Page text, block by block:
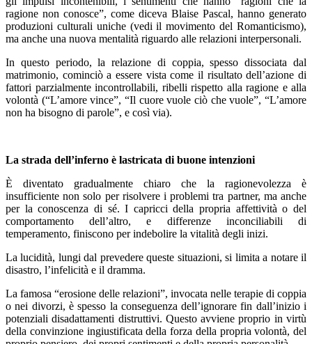
ragione non conosce”, come diceva Blaise Pascal, hanno generato
produzioni culturali uniche (vedi il movimento del Romanticismo),
ma anche una nuova mentalità riguardo alle relazioni interpersonali.
In questo periodo, la relazione di coppia, spesso dissociata dal
matrimonio, cominciò a essere vista come il risultato dell’azione di
fattori parzialmente incontrollabili, ribelli rispetto alla ragione e alla
volontà (“L’amore vince”, “Il cuore vuole ciò che vuole”, “L’amore
non ha bisogno di parole”, e così via).
La strada dell’inferno è lastricata di buone intenzioni
È diventato gradualmente chiaro che la ragionevolezza è
insufficiente non solo per risolvere i problemi tra partner, ma anche
per la conoscenza di sé. I capricci della propria affettività o del
comportamento dell’altro, e differenze inconciliabili di
temperamento, finiscono per indebolire la vitalità degli inizi.
La lucidità, lungi dal prevedere queste situazioni, si limita a notare il
disastro, l’infelicità e il dramma.
La famosa “erosione delle relazioni”, invocata nelle terapie di coppia
o nei divorzi, è spesso la conseguenza dell’ignorare fin dall’inizio i
potenziali disadattamenti distruttivi. Questo avviene proprio in virtù
della convinzione ingiustificata della forza della propria volontà, del